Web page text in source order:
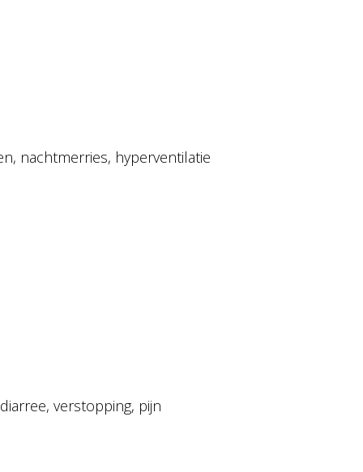
nachtmerries, hyperventilatie
verstopping, pijn